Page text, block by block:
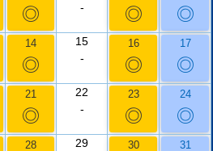
◎
-
◎ ◎
14
◎
15
-
16
◎
17
◎
21
◎
22
-
23
◎
24
◎
28
29
30 31